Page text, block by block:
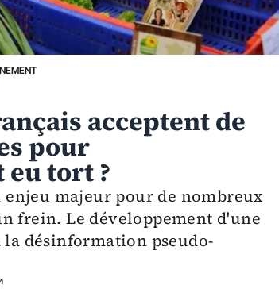
acceptent de
pour
eu tort ?
majeur pour de nombreux
frein. Le développement d'une
désinformation pseudo-